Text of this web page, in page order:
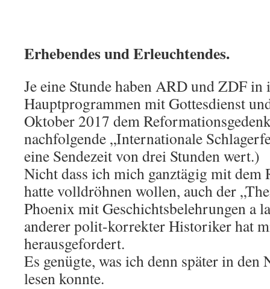
Erhebendes und Erleuchtendes.
Je eine Stunde haben ARD und ZDF in
Hauptprogrammen mit Gottesdienst
Oktober 2017 dem
nachfolgende „Internationale
eine Sendezeit von drei Stunden wert.)
Nicht dass ich mich ganztägig mit dem
hatte volldröhnen wollen, auch der
Phoenix mit Geschichtsbelehrungen a
anderer polit-korrekter Historiker hat
herausgefordert.
Es genügte, was ich denn später in den
lesen konnte.